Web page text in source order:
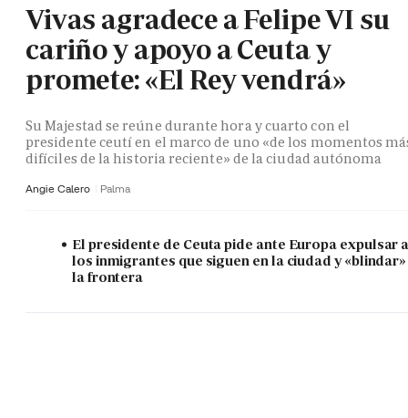
Vivas agradece a Felipe VI su
cariño y apoyo a Ceuta y
promete: «El Rey vendrá»
Su Majestad se reúne durante hora y cuarto con el
presidente ceutí en el marco de uno «de los momentos
difíciles de la historia reciente» de la ciudad autónoma
Angie Calero Palma
El presidente de Ceuta pide ante Europa expulsar
los inmigrantes que siguen en la ciudad y «blindar»
la frontera